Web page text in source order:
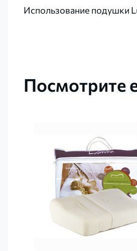
Использование подушки
Посмотрите